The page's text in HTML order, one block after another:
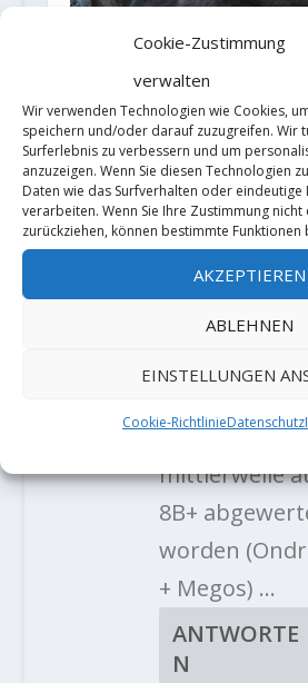
Cookie-Zustimmung
verwalten
Wir verwenden Technologien wie Cookies,
speichern und/oder darauf zuzugreifen. Wir
Surferlebnis zu verbessern und um
anzuzeigen. Wenn Sie diesen Technologien
Daten wie das Surfverhalten oder eindeutige
verarbeiten. Wenn Sie Ihre Zustimmung
zurückziehen, können bestimmte
AKZEPTIEREN
ABLEHNEN
EINSTELLUNGEN
Cookie-RichtlinieDatenschutz
Florian "Flo" Wientjes
Marschner melden
von "Crystal Ship" (8C)
11. Januar 2022
2 KOMMENTARE
Montecore ist
mittlerweile
8B+
worden
+ Megos) …
ANTWORTE
N